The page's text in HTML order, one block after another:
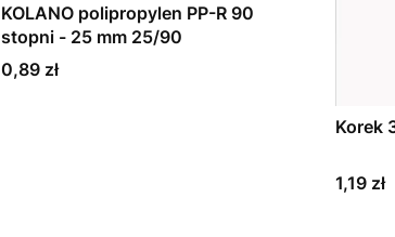
KOLANO polipropylen PP-R 90
stopni - 25 mm 25/90
Cena
0,89 zł
Korek
Cena
1,19 zł